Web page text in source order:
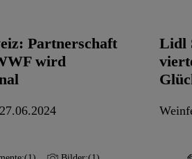
Partnerschaft
wird
Lidl